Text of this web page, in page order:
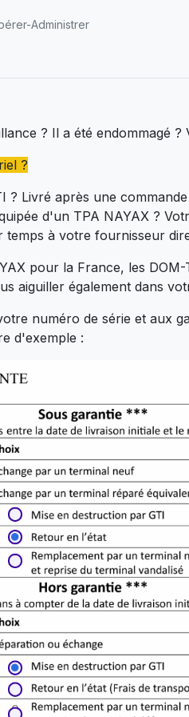
Administrer
? Il a été endommagé
?
? Livré après une
d'un TPA NAYAX ?
temps à votre fournisseur
pour la France, les
aiguiller également dans
numéro de série et aux
d'exemple :